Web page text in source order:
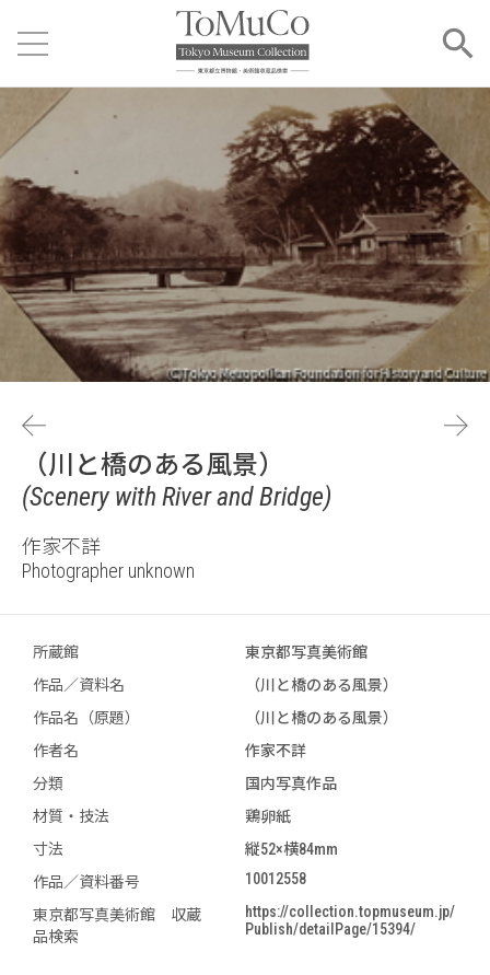
（川と橋のある風景）
(Scenery with River and Bridge)
作家不詳
Photographer unknown
所蔵館
東京都写真美術館
作品／資料名
（川と橋のある風景）
作品名（原題）
（川と橋のある風景）
作者名
作家不詳
分類
国内写真作品
材質・技法
鶏卵紙
寸法
縦52×横84mm
作品／資料番号
10012558
東京都写真美術館 収蔵
品検索
https://collection.topmuseum.jp/
Publish/detailPage/15394/